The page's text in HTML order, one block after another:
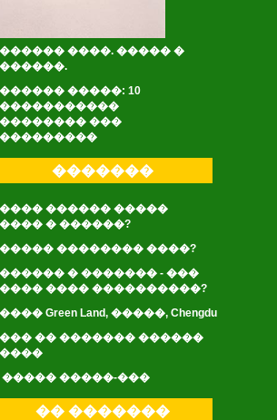
����. ����� �
�����: 10
���
�������
������ �����
� ������?
�������� ����?
� ������� - ���
���� ����������?
Green Land, �����, Chengdu
�� ������� ������
����� �����-���
�� �������